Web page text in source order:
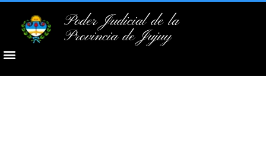
Poder Judicial de la
Provincia de Jujuy